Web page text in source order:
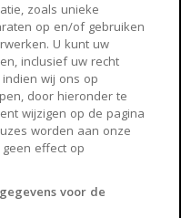
zoals unieke
op en/of gebruiken
U kunt uw
inclusief uw recht
wij ons op
door hieronder te
wijzigen op de pagina
worden aan onze
effect op
voor de